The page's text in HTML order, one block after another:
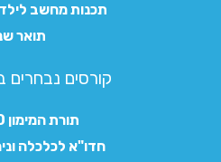
תכנות מחשב
תואר
קורסים נבחרים
תורת המימון 10230
חדו"א לכלכלה וניהול